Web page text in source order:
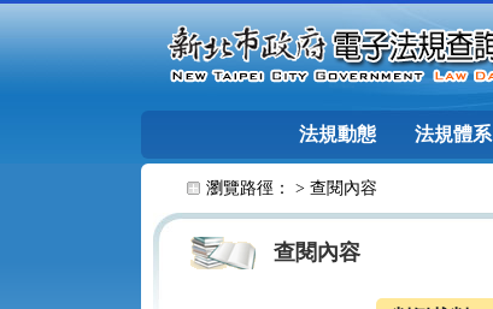
法規動態 法規體系
瀏覽路徑： > 查閱內容
查閱內容